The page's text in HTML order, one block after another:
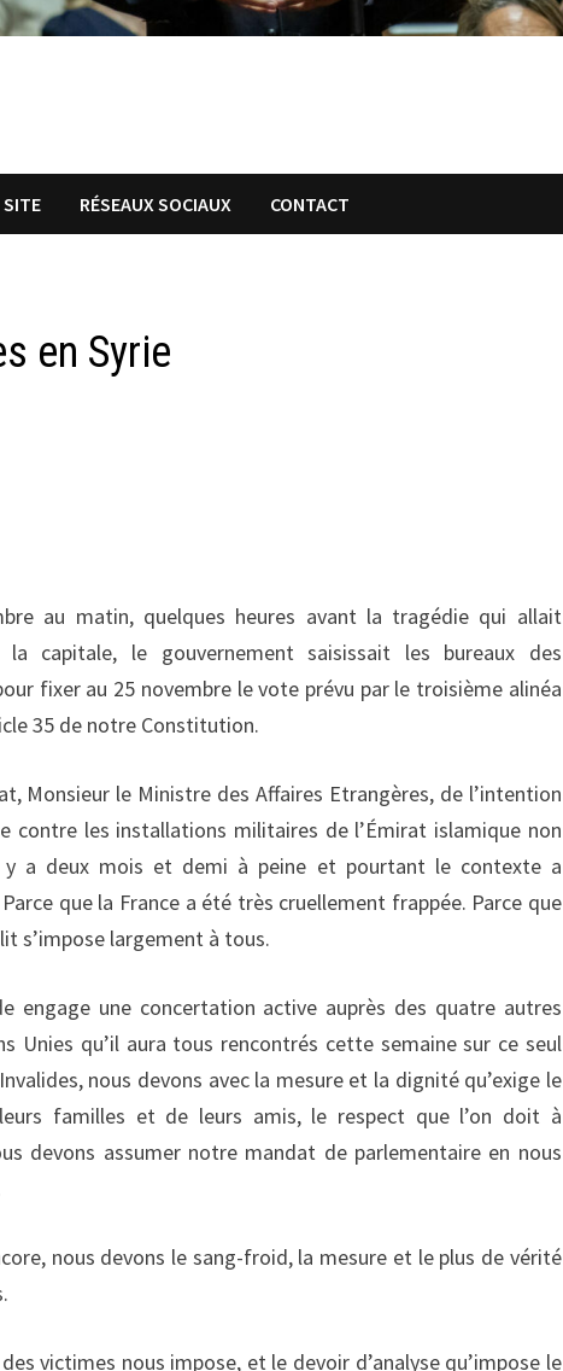
SITE RÉSEAUX SOCIAUX CONTACT
en Syrie
au matin, quelques heures avant la tragédie qui allait
la capitale, le gouvernement saisissait les bureaux des
fixer au 25 novembre le vote prévu par le troisième alinéa
35 de notre Constitution.
Monsieur le Ministre des Affaires Etrangères, de l’intention
contre les installations militaires de l’Émirat islamique non
y a deux mois et demi à peine et pourtant le contexte a
que la France a été très cruellement frappée. Parce que
s’impose largement à tous.
engage une concertation active auprès des quatre autres
Unies qu’il aura tous rencontrés cette semaine sur ce seul
nous devons avec la mesure et la dignité qu’exige le
familles et de leurs amis, le respect que l’on doit à
devons assumer notre mandat de parlementaire en nous
nous devons le sang-froid, la mesure et le plus de vérité
victimes nous impose, et le devoir d’analyse qu’impose le